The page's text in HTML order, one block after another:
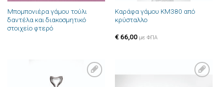
Μπομπονιέρα γάμου τούλι
δαντέλα και διακοσμητικό
στοιχείο φτερό
Καράφα γάμου ΚΜ380 από
κρύσταλλο
€66,00 με ΦΠΑ